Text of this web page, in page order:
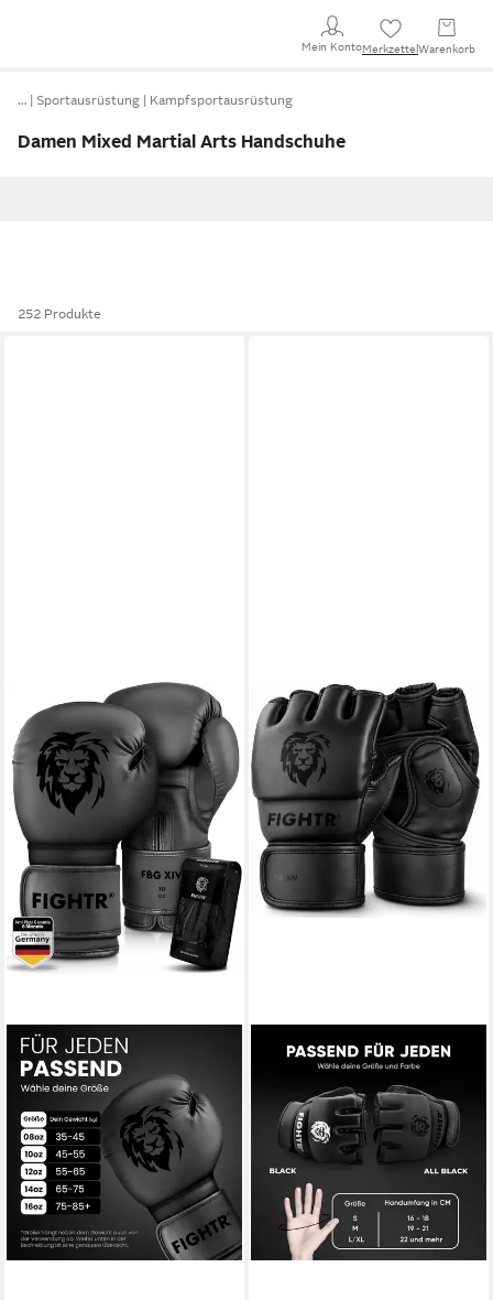
Mein KontoMerkzettel Warenkorb
… Sportausrüstung Kampfsportausrüstung
Damen Mixed Martial Arts Handschuhe
252 Produkte